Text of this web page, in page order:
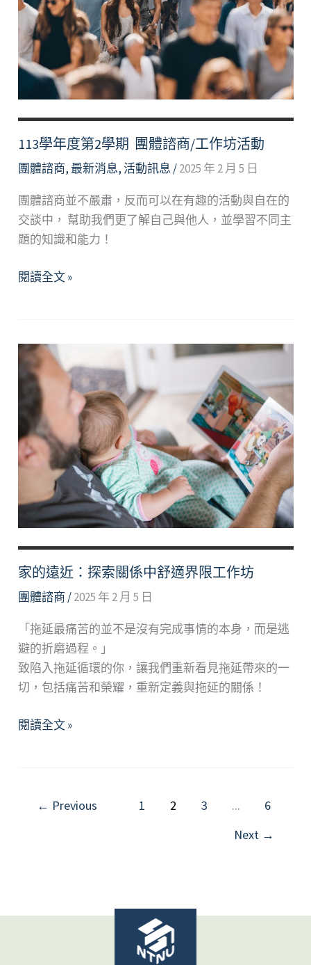
癒
團
體
Sleep
for
International
113學年度第2學期 團體諮商/工作坊活動
團體諮商, 最新消息, 活動訊息 /2025 年 2 月 5 日
團體諮商並不嚴肅，反而可以在有趣的活動與自在的
交談中， 幫助我們更了解自己與他人，並學習不同主
題的知識和能力！
113
第
團
體
諮
工
作
坊
活
動
閱讀全文 »
家的遠近：探索關係中舒適界限工作坊
團體諮商 /2025 年 2 月 5 日
「拖延最痛苦的並不是沒有完成事情的本身，而是逃
避的折磨過程。」
致陷入拖延循環的你，讓我們重新看見拖延帶來的一
切，包括痛苦和榮耀，重新定義與拖延的關係！
家
適
閱讀全文 »
← Previous 1 2 3 ...
6
Next →